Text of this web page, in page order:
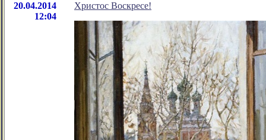
20.04.2014
12:04
Христос Воскресе!